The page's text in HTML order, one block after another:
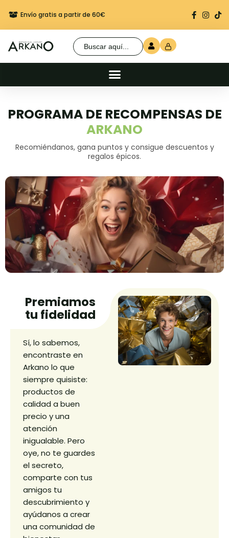
Envío gratis a partir de 60€ Regalo seguro en cada
Buscar:
PROGRAMA DE RECOMPENSAS DE
ARKANO
Recomiéndanos, gana puntos y consigue descuentos y
regalos épicos.
Premiamos
tu fidelidad
Sí, lo sabemos,
encontraste en
Arkano lo que
siempre quisiste:
productos de
calidad a buen
precio y una
atención
inigualable. Pero
oye, no te guardes
el secreto,
comparte con tus
amigos tu
descubrimiento y
ayúdanos a crear
una comunidad de